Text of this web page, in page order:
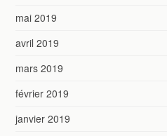
mai 2019
avril 2019
mars 2019
février 2019
janvier 2019